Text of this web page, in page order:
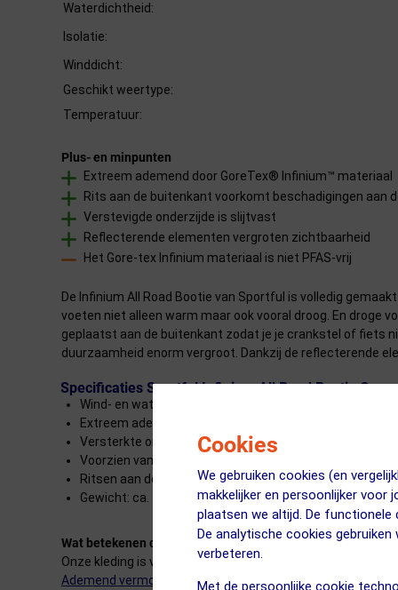
Cookies
We gebruiken cookies (en
makkelijker en persoonlijker voor
plaatsen we altijd. De
De analytische cookies
verbeteren.
Met de persoonlijke cookie
Waterdichtheid:
Isolatie:
Winddicht:
Geschikt weertype:
Temperatuur:
Plus- en minpunten
Extreem ademend door GoreTex® Infinium™ materiaal
Rits aan de buitenkant voorkomt beschadigingen aan
Verstevigde onderzijde is slijtvast
Reflecterende elementen vergroten zichtbaarheid
Het Gore-tex Infinium materiaal is niet PFAS-vrij
De Infinium All Road Bootie van Sportful is volledig
voeten niet alleen warm maar ook vooral droog. En droge
geplaatst aan de buitenkant zodat je je crankstel of fiets
duurzaamheid enorm vergroot. Dankzij de reflecterende
Specificaties Sportful Infinium All Road Bootie
Wind- en waterdichte overschoenen
Extreem ademend door GoreTex® Infinium™ materiaal
Versterkte onderkant maakt de overschoen slijtvast
Voorzien van reflecterende elementen
Ritsen aan de buitenkant
Gewicht: ca. 140g
Wat betekenen die sterretjes precies?
Onze kleding is voorzien van een classificatiesysteem
Ademend vermogen